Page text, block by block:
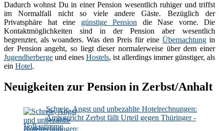
Dadurch wohnst Du in einer Pension wesentlich ruhiger und triffst
im Normalfall nicht so viele andere Gäste. Bezüglich der
Privatsphäre hat eine günstige Pension die Nase vorne. Die
Kontaktmöglichkeiten sind in der Pension aber wesentlich
begrenzter, als woanders. Was den Preis für eine Übernachtung in
der Pension angeht, so liegt dieser normalerweise über dem einer
Jugendherberge und eines Hostels, ist allerdings immer günstiger, als
ein Hotel.
Neuigkeiten zur Pension in Zerbst/Anhalt
Schreie, Angst und unbezahlte Hotelrechnungen:
Amtsgericht Zerbst fällt Urteil gegen Thüringer -
Volksstimme